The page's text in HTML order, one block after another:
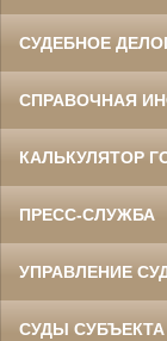
СУДЕБНОЕ
СПРАВОЧНАЯ
КАЛЬКУЛЯТОР
ПРЕСС-СЛУЖБА
УПРАВЛЕНИЕ
СУДЫ